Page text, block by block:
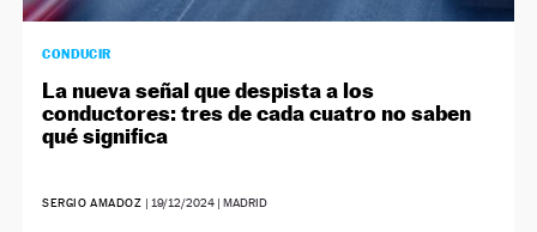
CONDUCIR
La nueva señal que despista a los
conductores: tres de cada cuatro no saben
qué significa
SERGIO AMADOZ | 19/12/2024 | MADRID